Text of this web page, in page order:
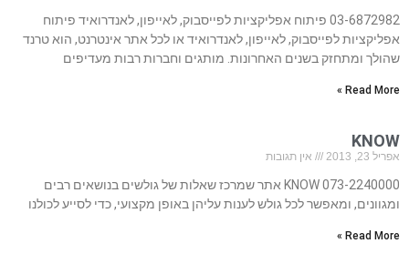
03-6872982 פיתוח אפליקציות לפייסבוק, לאייפון, לאנדרואיד פיתוח
אפליקציות לפייסבוק, לאייפון, לאנדרואיד או לכל אתר אינטרנט, הוא טרנד
שהולך ומתחזק בשנים האחרונות. מותגים וחברות רבות מעדיפים
Read More »
KNOW
אפריל 23, 2013 אין תגובות
073-2240000 KNOW אתר שמרכז שאלות של גולשים בנושאים רבים
ומגוונים, ומאפשר לכל גולש לענות עליהן באופן מקצועי, כדי לסייע לכולנו
Read More »